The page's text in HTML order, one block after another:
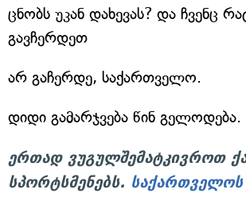
ცნობს უკან დახევას? და ჩვენც
გავჩერდეთ
არ გაჩერდე, საქართველო.
დიდი გამარჯვება წინ გელოდება.
ერთად ვუგულშემატკივროთ
სპორტსმენებს. საქართველოს